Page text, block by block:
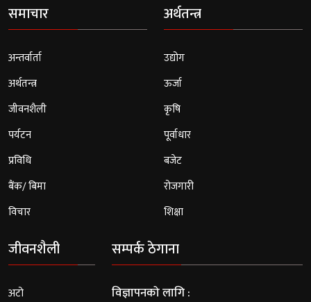
समाचार
अन्तर्वार्ता
अर्थतन्त्र
जीवनशैली
पर्यटन
प्रविधि
बैंक/ बिमा
विचार
अर्थतन्त्र
उद्योग
ऊर्जा
कृषि
पूर्वाधार
बजेट
रोजगारी
शिक्षा
जीवनशैली
अटो
सम्पर्क ठेगाना
विज्ञापनको लागि :